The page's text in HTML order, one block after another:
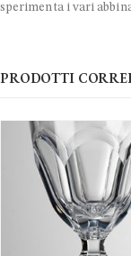
sperimenta i vari
PRODOTTI